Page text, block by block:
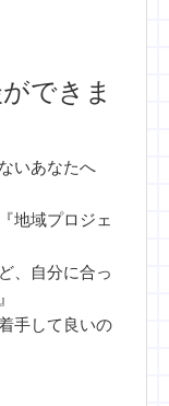
できま
いあなたへ
地域プロジェ
、自分に合っ
手して良いの